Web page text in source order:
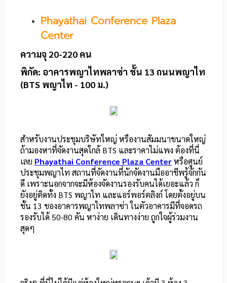
Phayathai Conference Plaza
Center
ความจุ 20-220 คน
พิกัด: อาคารพญาไทพลาซ่า ชั้น 13 ถนนพญาไท
(BTS พญาไท - 100 ม.)
สำหรับงานประชุมบริษัทใหญ่ หรืองานสัมมนาขนาดใหญ่
ถ้ามองหาที่จัดงานสุดใกล้ BTS และราคาไม่แพง ต้องที่นี่
เลย Phayathai Conference Plaza Centerหรือศูนย์
ประชุมพญาไท สถานที่จัดงานที่นักจัดงานมืออาชีพรู้จักกัน
ดี เพราะนอกจากจะมีห้องจัดงานรองรับคนได้เยอะแล้ว ก็
ยังอยู่ติดทั้ง BTS พญาไท และแอร์พอร์ตลิงก์ โดยตั้งอยู่บน
ชั้น 13 ของอาคารพญาไทพลาซ่า ในตัวอาคารมีที่จอดรถ
รองรับได้ 50-80 คัน หาง่าย เดินทางง่าย ถูกใจผู้ร่วมงาน
สุดๆ